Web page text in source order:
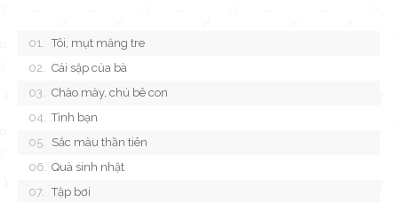
Tôi, mụt măng tre
Cái sập của bà
Chào mày, chú bê con
Tình bạn
Sắc màu thần tiên
Quà sinh nhật
Tập bơi